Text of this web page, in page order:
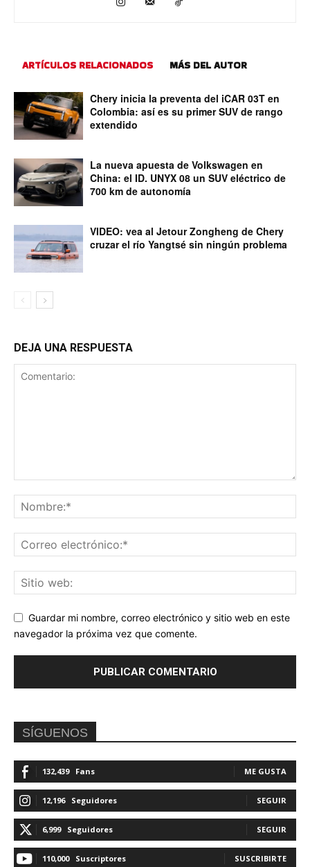
ARTÍCULOS RELACIONADOS MÁS DEL AUTOR
Chery inicia la preventa del iCAR 03T en
Colombia: así es su primer SUV de rango
extendido
La nueva apuesta de Volkswagen en
China: el ID. UNYX 08 un SUV eléctrico de
700 km de autonomía
VIDEO: vea al Jetour Zongheng de Chery
cruzar el río Yangtsé sin ningún problema
DEJA UNA RESPUESTA
Guardar mi nombre, correo electrónico y sitio web en este
navegador la próxima vez que comente.
SÍGUENOS
132,439 Fans ME GUSTA
12,196 Seguidores SEGUIR
6,999 Seguidores SEGUIR
110,000 Suscriptores SUSCRIBIRTE